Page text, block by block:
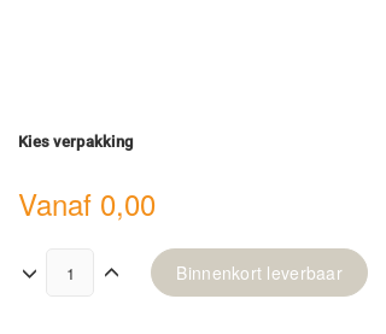
Kies verpakking
Vanaf 0,00
Binnenkort leverbaar